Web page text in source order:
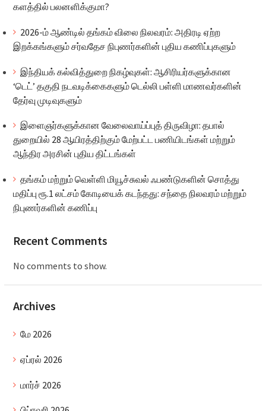
களத்தில் பலனளிக்குமா?
2026-ம் ஆண்டில் தங்கம் விலை நிலவரம்: அதிரடி ஏற்ற
இறக்கங்களும் சர்வதேச நிபுணர்களின் புதிய கணிப்புகளும்
இந்தியக் கல்வித்துறை நிகழ்வுகள்: ஆசிரியர்களுக்கான
‘டெட்’ தகுதி நடவடிக்கைகளும் டெல்லி பள்ளி மாணவர்களின்
தேர்வு முடிவுகளும்
இளைஞர்களுக்கான வேலைவாய்ப்புத் திருவிழா: தபால்
துறையில் 28 ஆயிரத்திற்கும் மேற்பட்ட பணியிடங்கள் மற்றும்
ஆந்திர அரசின் புதிய திட்டங்கள்
தங்கம் மற்றும் வெள்ளி மியூச்சுவல் ஃபண்டுகளின் சொத்து
மதிப்பு ரூ.1 லட்சம் கோடியைக் கடந்தது: சந்தை நிலவரம் மற்றும்
நிபுணர்களின் கணிப்பு
Recent Comments
No comments to show.
Archives
மே 2026
ஏப்ரல் 2026
மார்ச் 2026